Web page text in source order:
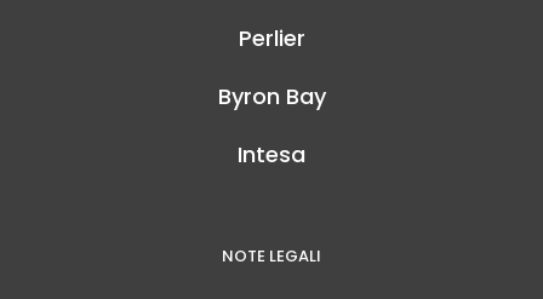
Perlier
Byron Bay
Intesa
NOTE LEGALI